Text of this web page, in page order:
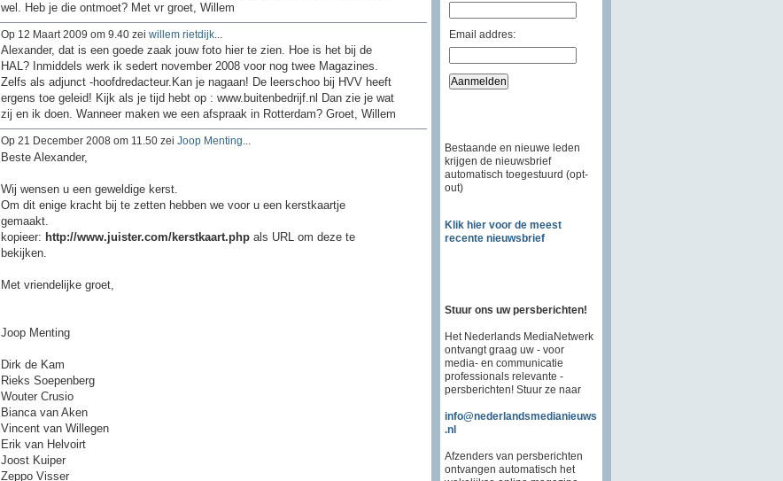
wel. Heb je die ontmoet? Met vr groet, Willem
Op 12 Maart 2009 om 9.40 zei willem rietdijk...
Alexander, dat is een goede zaak jouw foto hier te zien. Hoe is het bij de
HAL? Inmiddels werk ik sedert november 2008 voor nog twee Magazines.
Zelfs als adjunct -hoofdredacteur.Kan je nagaan! De leerschoo bij HVV heeft
ergens toe geleid! Kijk als je tijd hebt op : www.buitenbedrijf.nl Dan zie je wat
zij en ik doen. Wanneer maken we een afspraak in Rotterdam? Groet, Willem
Op 21 December 2008 om 11.50 zei Joop Menting...
Beste Alexander,
Wij wensen u een geweldige kerst.
Om dit enige kracht bij te zetten hebben we voor u een kerstkaartje
gemaakt.
kopieer: http://www.juister.com/kerstkaart.phpals URL om deze te
bekijken.
Met vriendelijke groet,
Joop Menting
Dirk de Kam
Rieks Soepenberg
Wouter Crusio
Bianca van Aken
Vincent van Willegen
Erik van Helvoirt
Joost Kuiper
Zeppo Visser
Email addres:
Bestaande en nieuwe leden
krijgen de nieuwsbrief
automatisch toegestuurd (opt-
out)
Klik hier voor de meest
recente nieuwsbrief
Stuur ons uw persberichten!
Het Nederlands MediaNetwerk
ontvangt graag uw - voor
media- en communicatie
professionals relevante -
persberichten! Stuur ze naar
info@nederlandsmedianieuws
.nl
Afzenders van persberichten
ontvangen automatisch het